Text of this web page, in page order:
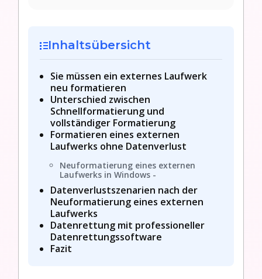
Inhaltsübersicht
Sie müssen ein externes Laufwerk
neu formatieren
Unterschied zwischen
Schnellformatierung und
vollständiger Formatierung
Formatieren eines externen
Laufwerks ohne Datenverlust
Neuformatierung eines externen
Laufwerks in Windows -
Datenverlustszenarien nach der
Neuformatierung eines externen
Laufwerks
Datenrettung mit professioneller
Datenrettungssoftware
Fazit